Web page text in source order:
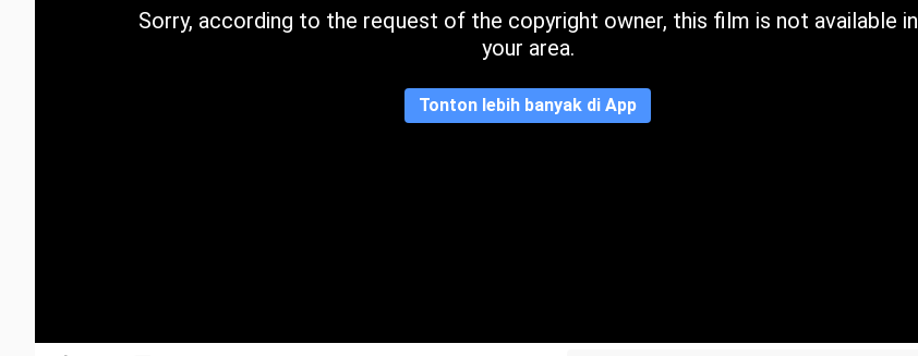
KategoriSorry, according to the request of the copyright owner, this film is not available in
your area.
Tonton lebih banyak di App